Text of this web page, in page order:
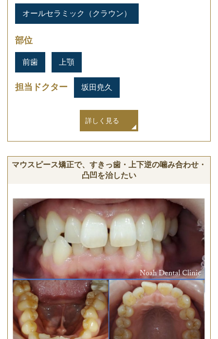
オールセラミック（クラウン）
部位
前歯 上顎
担当ドクター 坂田尭久
詳しく見る
マウスピース矯正で、すきっ歯・上下逆の噛み合わせ・
凸凹を治したい